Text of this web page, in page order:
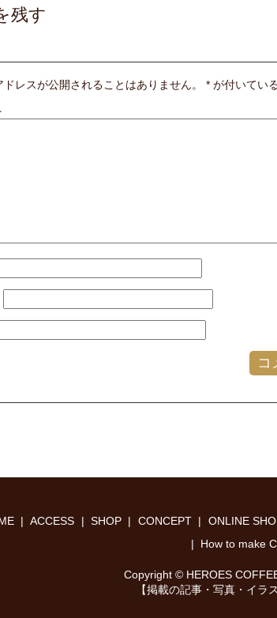
残す
ドレスが公開されることはありません。 * が付いてい
ACCESS SHOP CONCEPT ONLINE
How to make
Copyright © HEROES
【掲載の記事・写真・イラ